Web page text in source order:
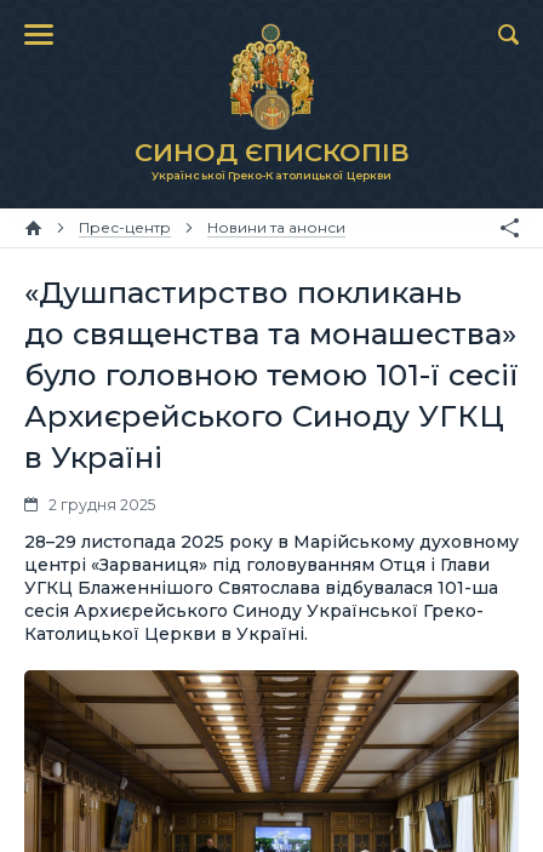
СИНОД ЄПИСКОПІВ
Української Греко-Католицької Церкви
Прес-центр Новини та анонси
«Душпастирство покликань
до священства та монашества»
було головною темою 101-ї сесії
Архиєрейського Синоду УГКЦ
в Україні
2 грудня 2025
28–29 листопада 2025 року в Марійському духовному
центрі «Зарваниця» під головуванням Отця і Глави
УГКЦ Блаженнішого Святослава відбувалася 101-ша
сесія Архиєрейського Синоду Української Греко-
Католицької Церкви в Україні.